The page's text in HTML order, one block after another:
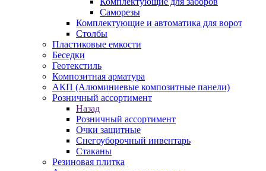
Саморезы
Комплектующие и автоматика для ворот
Столбы
Пластиковые емкости
Беседки
Геотекстиль
Композитная арматура
АКП (Алюминиевые композитные панели)
Розничный ассортимент
Назад
Розничный ассортимент
Очки защитные
Снегоуборочный инвентарь
Стаканы
Резиновая плитка